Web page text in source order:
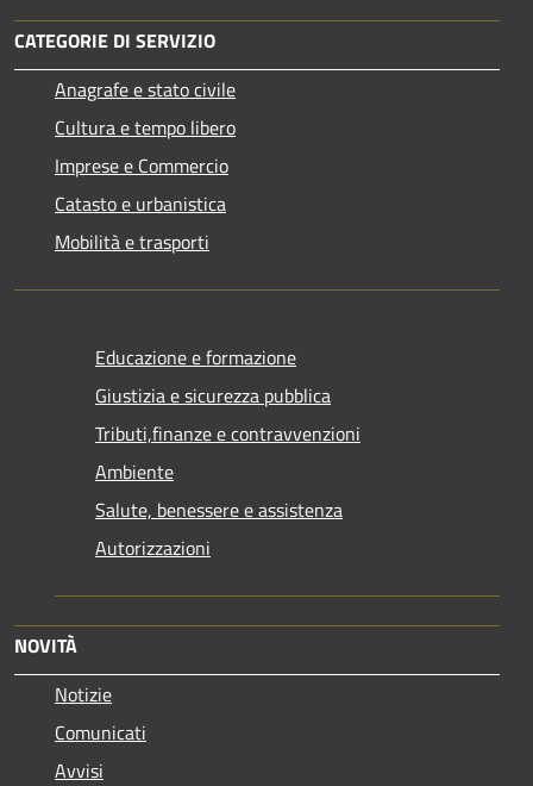
CATEGORIE DI SERVIZIO
Anagrafe e stato civile
Cultura e tempo libero
Imprese e Commercio
Catasto e urbanistica
Mobilità e trasporti
Educazione e formazione
Giustizia e sicurezza pubblica
Tributi,finanze e contravvenzioni
Ambiente
Salute, benessere e assistenza
Autorizzazioni
NOVITÀ
Notizie
Comunicati
Avvisi